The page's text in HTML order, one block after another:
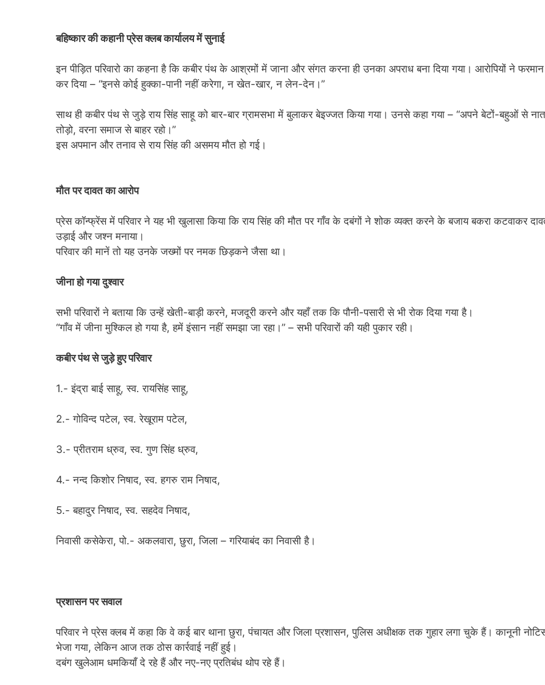
बहिष्कार की कहानी प्रेस क्लब कार्यालय में सुनाई
इन पीड़ित परिवारो का कहना है कि कबीर पंथ के आश्रमों में जाना और संगत करना ही उनका अपराध बना दिया गया। आरोपियों ने फरमान
कर दिया – “इनसे कोई हुक्का-पानी नहीं करेगा, न खेत-खार, न लेन-देन।”
साथ ही कबीर पंथ से जुड़े राय सिंह साहू को बार-बार ग्रामसभा में बुलाकर बेइज्जत किया गया। उनसे कहा गया – “अपने बेटों-बहुओं से
तोड़ो, वरना समाज से बाहर रहो।”
इस अपमान और तनाव से राय सिंह की असमय मौत हो गई।
मौत पर दावत का आरोप
प्रेस कॉन्फ्रेंस में परिवार ने यह भी खुलासा किया कि राय सिंह की मौत पर गाँव के दबंगों ने शोक व्यक्त करने के बजाय बकरा कटवाकर
उड़ाई और जश्न मनाया।
परिवार की मानें तो यह उनके जख्मों पर नमक छिड़कने जैसा था।
जीना हो गया दुश्वार
सभी परिवारों ने बताया कि उन्हें खेती-बाड़ी करने, मजदूरी करने और यहाँ तक कि पौनी-पसारी से भी रोक दिया गया है।
“गाँव में जीना मुश्किल हो गया है, हमें इंसान नहीं समझा जा रहा।” – सभी परिवारों की यही पुकार रही।
कबीर पंथ से जुड़े हुए परिवार
1.- इंद्रा बाई साहू, स्व. रायसिंह साहू,
2.- गोविन्द पटेल, स्व. रेखूराम पटेल,
3.- प्रीतराम ध्रुव, स्व. गुण सिंह ध्रुव,
4.- नन्द किशोर निषाद, स्व. हगरु राम निषाद,
5.- बहादुर निषाद, स्व. सहदेव निषाद,
निवासी कसेकेरा, पो.- अकलवारा, छुरा, जिला – गरियाबंद का निवासी है।
प्रशासन पर सवाल
परिवार ने प्रेस क्लब में कहा कि वे कई बार थाना छुरा, पंचायत और जिला प्रशासन, पुलिस अधीक्षक तक गुहार लगा चुके हैं। कानूनी
भेजा गया, लेकिन आज तक ठोस कार्रवाई नहीं हुई।
दबंग खुलेआम धमकियाँ दे रहे हैं और नए-नए प्रतिबंध थोप रहे हैं।